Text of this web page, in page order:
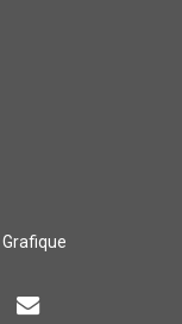
Grafique
email